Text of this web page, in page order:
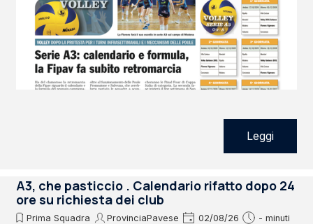
Leggi
A3, che pasticcio . Calendario rifatto dopo 24
ore su richiesta dei club
Prima Squadra ProvinciaPavese 02/08/26 - minuti